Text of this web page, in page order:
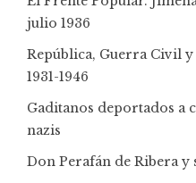
julio 1936
República, Guerra Civil
1931-1946
Gaditanos deportados a
nazis
Don Perafán de Ribera y